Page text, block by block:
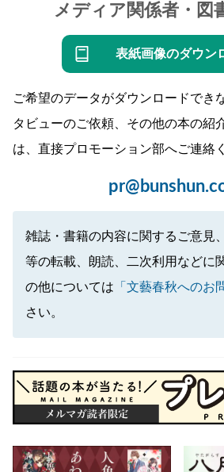
メディア関係者・図
表紙画像のダウン
ご希望のデータがダウンロードでき
タビューのご依頼、その他の本の紹
は、直接プロモーション部へご連絡
雑誌・書籍の内容に関するご意見
等の転載、朗読、二次利用などに
の他については 「文藝春秋へのお
さい。